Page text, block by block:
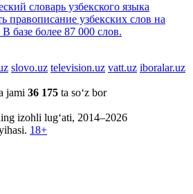
словарь узбекского языка
правописание узбекских слов на
базе более 87 000 слов.
slovo.uz television.uz vatt.uz iboralar.uz
jami 36 175 ta so‘z bor
izohli lug‘ati, 2014–2026
18+